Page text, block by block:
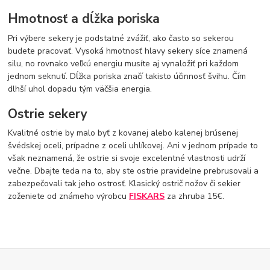
Hmotnosť a dĺžka poriska
Pri výbere sekery je podstatné zvážiť, ako často so sekerou
budete pracovať. Vysoká hmotnosť hlavy sekery síce znamená
silu, no rovnako veľkú energiu musíte aj vynaložiť pri každom
jednom seknutí. Dĺžka poriska značí takisto účinnosť švihu. Čím
dlhší uhol dopadu tým väčšia energia.
Ostrie sekery
Kvalitné ostrie by malo byť z kovanej alebo kalenej brúsenej
švédskej oceli, prípadne z oceli uhlíkovej. Ani v jednom prípade to
však neznamená, že ostrie si svoje excelentné vlastnosti udrží
večne. Dbajte teda na to, aby ste ostrie pravidelne prebrusovali a
zabezpečovali tak jeho ostrosť. Klasický ostrič nožov či sekier
zoženiete od známeho výrobcu FISKARS za zhruba 15€.